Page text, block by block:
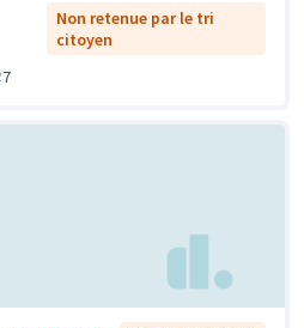
Non retenue par le tri
citoyen
7